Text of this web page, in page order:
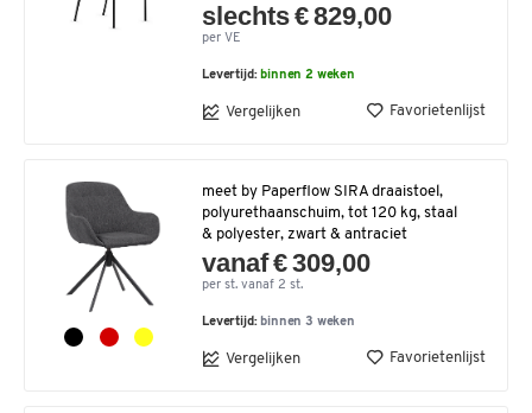
slechts € 829,00
per VE
Levertijd:binnen 2 weken
Vergelijken Favorietenlijst
meet by Paperflow SIRA draaistoel,
polyurethaanschuim, tot 120 kg, staal
& polyester, zwart & antraciet
vanaf € 309,00
per st. vanaf 2 st.
Levertijd:binnen 3 weken
Vergelijken Favorietenlijst